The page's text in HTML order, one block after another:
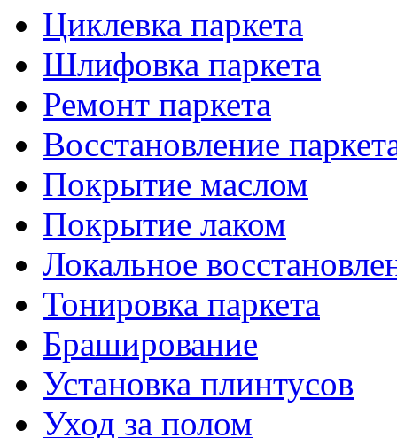
Циклевка паркета
Шлифовка паркета
Ремонт паркета
Восстановление
Покрытие маслом
Покрытие лаком
Локальное
Тонировка паркета
Браширование
Установка плинтусов
Уход за полом